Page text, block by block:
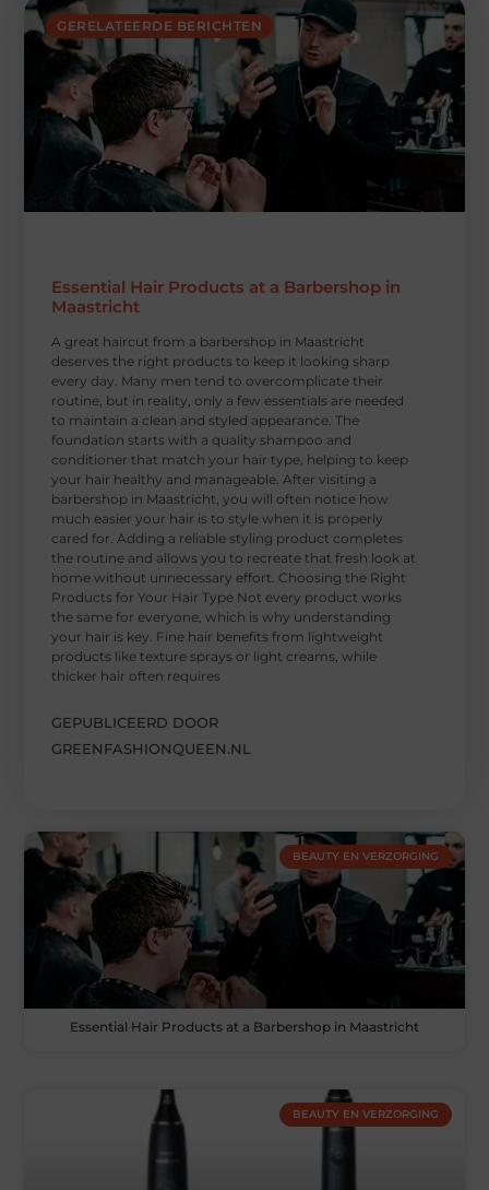
GERELATEERDE BERICHTEN
Essential Hair Products at a Barbershop in
Maastricht
A great haircut from a barbershop in Maastricht
deserves the right products to keep it looking sharp
every day. Many men tend to overcomplicate their
routine, but in reality, only a few essentials are needed
to maintain a clean and styled appearance. The
foundation starts with a quality shampoo and
conditioner that match your hair type, helping to keep
your hair healthy and manageable. After visiting a
barbershop in Maastricht, you will often notice how
much easier your hair is to style when it is properly
cared for. Adding a reliable styling product completes
the routine and allows you to recreate that fresh look at
home without unnecessary effort. Choosing the Right
Products for Your Hair Type Not every product works
the same for everyone, which is why understanding
your hair is key. Fine hair benefits from lightweight
products like texture sprays or light creams, while
thicker hair often requires
GEPUBLICEERD DOOR
GREENFASHIONQUEEN.NL
BEAUTY EN VERZORGING
Essential Hair Products at a Barbershop in Maastricht
BEAUTY EN VERZORGING